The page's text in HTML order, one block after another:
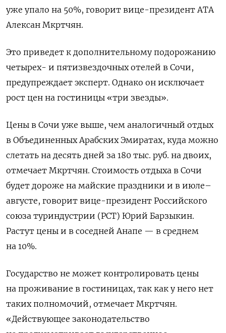
уже упало на 50%, говорит вице-президент АТА
Алексан Мкртчян.
Это приведет к дополнительному подорожанию
четырех- и пятизвездочных отелей в Сочи,
предупреждает эксперт. Однако он исключает
рост цен на гостиницы «три звезды».
Цены в Сочи уже выше, чем аналогичный отдых
в Объединенных Арабских Эмиратах, куда можно
слетать на десять дней за 180 тыс. руб. на двоих,
отмечает Мкртчян. Стоимость отдыха в Сочи
будет дороже на майские праздники и в июле–
августе, говорит вице-президент Российского
союза туриндустрии (РСТ) Юрий Барзыкин.
Растут цены и в соседней Анапе — в среднем
на 10%.
Государство не может контролировать цены
на проживание в гостиницах, так как у него нет
таких полномочий, отмечает Мкртчян.
«Действующее законодательство